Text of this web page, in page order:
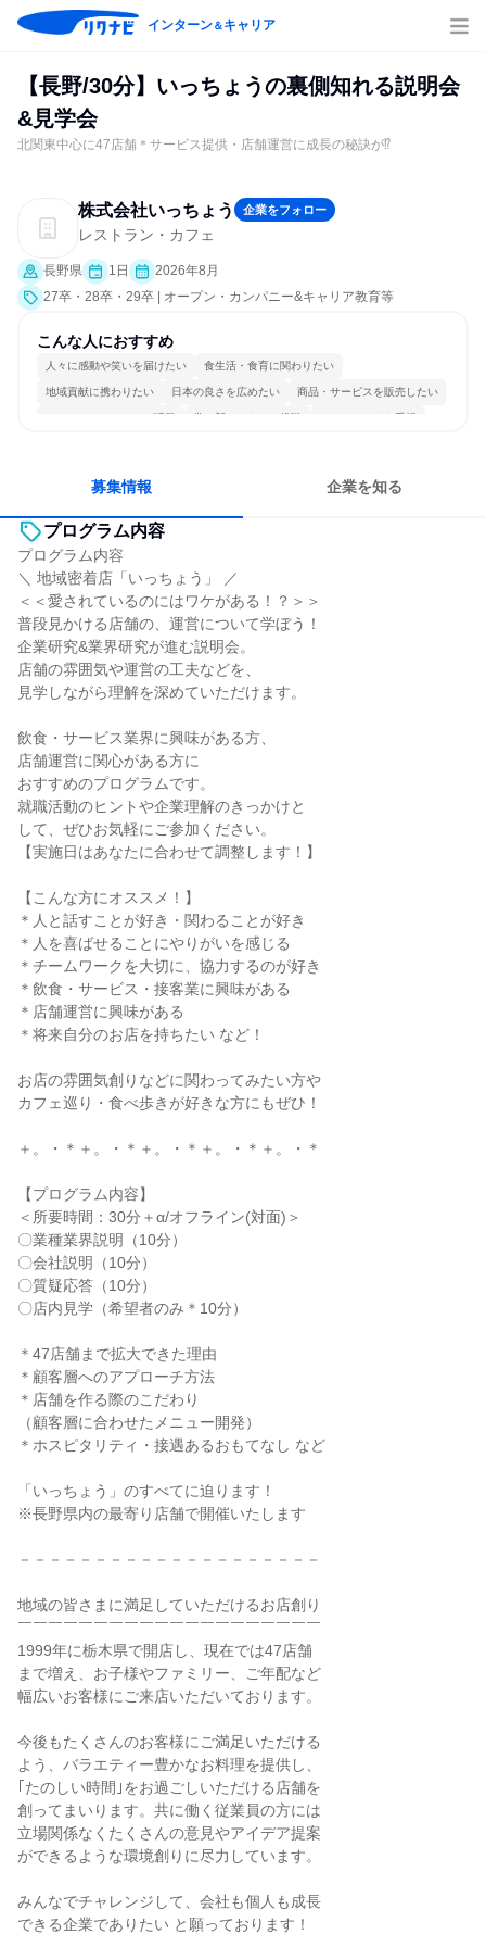
インターン＆キャリア
【長野/30分】いっちょうの裏側知れる説明会
&見学会
北関東中心に47店舗＊サービス提供・店舗運営に成長の秘訣が⁉
株式会社いっちょう 企業をフォロー
レストラン・カフェ
長野県 1日
2026年8月
27卒・28卒・29卒 | オープン・カンパニー&キャリア教育等
こんな人におすすめ
人々に感動や笑いを届けたい 食生活・食育に関わりたい
地域貢献に携わりたい 日本の良さを広めたい 商品・サービスを販売したい
コミュニケーションが活発 常に新しいものに挑戦 チームワークを重視
募集情報 企業を知る
プログラム内容
プログラム内容
＼ 地域密着店「いっちょう」 ／
＜＜愛されているのにはワケがある！？＞＞
普段見かける店舗の、運営について学ぼう！
企業研究&業界研究が進む説明会。
店舗の雰囲気や運営の工夫などを、
見学しながら理解を深めていただけます。
飲食・サービス業界に興味がある方、
店舗運営に関心がある方に
おすすめのプログラムです。
就職活動のヒントや企業理解のきっかけと
して、ぜひお気軽にご参加ください。
【実施日はあなたに合わせて調整します！】
【こんな方にオススメ！】
＊人と話すことが好き・関わることが好き
＊人を喜ばせることにやりがいを感じる
＊チームワークを大切に、協力するのが好き
＊飲食・サービス・接客業に興味がある
＊店舗運営に興味がある
＊将来自分のお店を持ちたい など！
お店の雰囲気創りなどに関わってみたい方や
カフェ巡り・食べ歩きが好きな方にもぜひ！
＋。・＊＋。・＊＋。・＊＋。・＊＋。・＊
【プログラム内容】
＜所要時間：30分＋α/オフライン(対面)＞
〇業種業界説明（10分）
〇会社説明（10分）
〇質疑応答（10分）
〇店内見学（希望者のみ＊10分）
＊47店舗まで拡大できた理由
＊顧客層へのアプローチ方法
＊店舗を作る際のこだわり
（顧客層に合わせたメニュー開発）
＊ホスピタリティ・接遇あるおもてなし など
「いっちょう」のすべてに迫ります！
※長野県内の最寄り店舗で開催いたします
－－－－－－－－－－－－－－－－－－－－
地域の皆さまに満足していただけるお店創り
￣￣￣￣￣￣￣￣￣￣￣￣￣￣￣￣￣￣￣￣
1999年に栃木県で開店し、現在では47店舗
まで増え、お子様やファミリー、ご年配など
幅広いお客様にご来店いただいております。
今後もたくさんのお客様にご満足いただける
よう、バラエティー豊かなお料理を提供し、
｢たのしい時間｣をお過ごしいただける店舗を
創ってまいります。共に働く従業員の方には
立場関係なくたくさんの意見やアイデア提案
ができるような環境創りに尽力しています。
みんなでチャレンジして、会社も個人も成長
できる企業でありたい と願っております！